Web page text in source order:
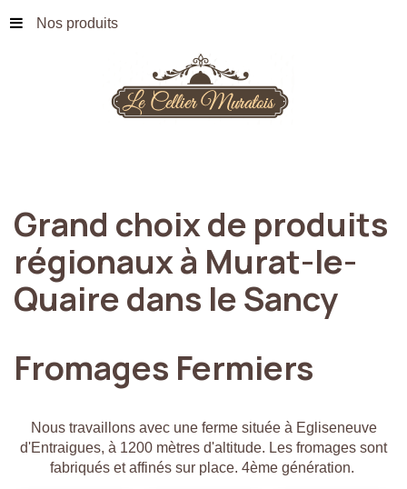
Nos produits
Grand choixde produits
régionauxà Murat-le-
Quairedans leSancy
Fromages Fermiers
Nous travaillons avec une ferme située à Egliseneuve
d'Entraigues, à 1200 mètres d'altitude. Les fromages sont
fabriqués et affinés sur place. 4ème génération.